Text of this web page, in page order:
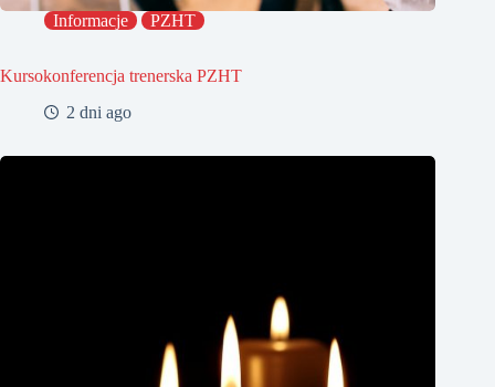
Informacje PZHT
Kursokonferencja trenerska PZHT
2 dni ago